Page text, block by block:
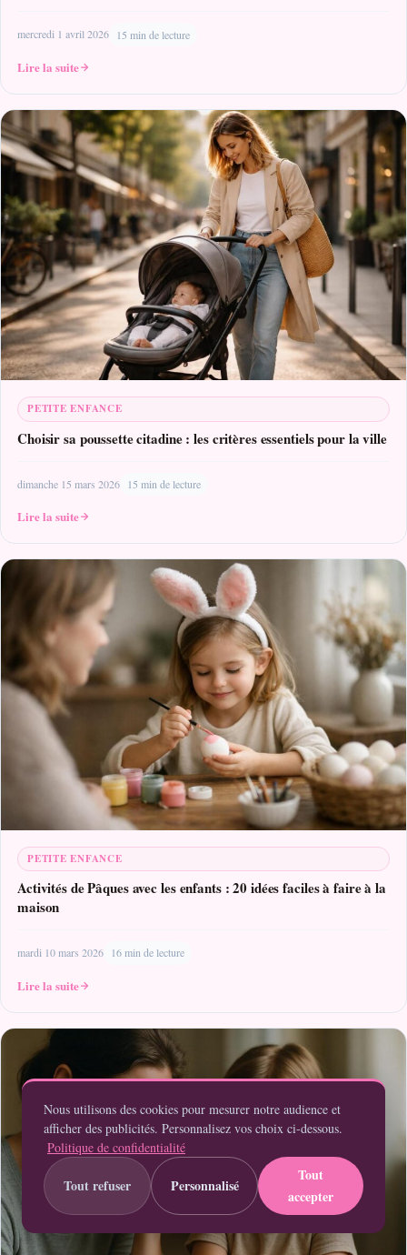
mercredi 1 avril 2026 15 min de lecture
Lire la suite
PETITE ENFANCE
Choisir sa poussette citadine : les critères essentiels pour la ville
dimanche 15 mars 2026 15 min de lecture
Lire la suite
PETITE ENFANCE
Activités de Pâques avec les enfants : 20 idées faciles à faire à la
maison
mardi 10 mars 2026 16 min de lecture
Lire la suite
Nous utilisons des cookies pour mesurer notre audience et
afficher des publicités. Personnalisez vos choix ci-dessous.
Politique de confidentialité
Tout refuser Personnalisé
Tout
accepter